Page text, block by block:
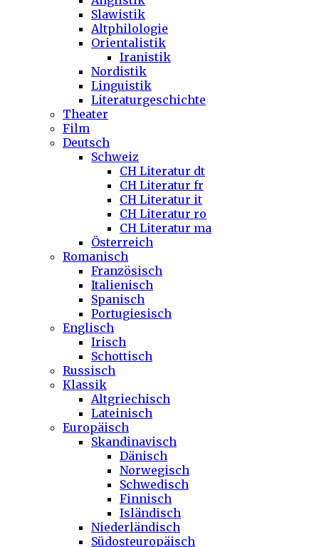
Slawistik
Altphilologie
Orientalistik
Iranistik
Nordistik
Linguistik
Literaturgeschichte
Theater
Film
Deutsch
Schweiz
CH Literatur dt
CH Literatur fr
CH Literatur it
CH Literatur ro
CH Literatur ma
Österreich
Romanisch
Französisch
Italienisch
Spanisch
Portugiesisch
Englisch
Irisch
Schottisch
Russisch
Klassik
Altgriechisch
Lateinisch
Europäisch
Skandinavisch
Dänisch
Norwegisch
Schwedisch
Finnisch
Isländisch
Niederländisch
Südosteuropäisch